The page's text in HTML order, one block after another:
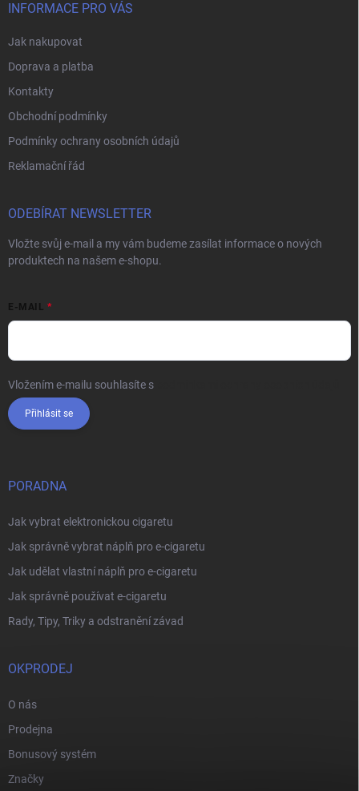
INFORMACE PRO VÁS
Jak nakupovat
Doprava a platba
Kontakty
Obchodní podmínky
Podmínky ochrany osobních údajů
Reklamační řád
ODEBÍRAT NEWSLETTER
Vložte svůj e-mail a my vám budeme zasílat informace o nových
produktech na našem e-shopu.
E-MAIL
Vložením e-mailu souhlasíte s
Přihlásit se
PORADNA
Jak vybrat elektronickou cigaretu
Jak správně vybrat náplň pro e-cigaretu
Jak udělat vlastní náplň pro e-cigaretu
Jak správně používat e-cigaretu
Rady, Tipy, Triky a odstranění závad
OKPRODEJ
O nás
Prodejna
Bonusový systém
Značky